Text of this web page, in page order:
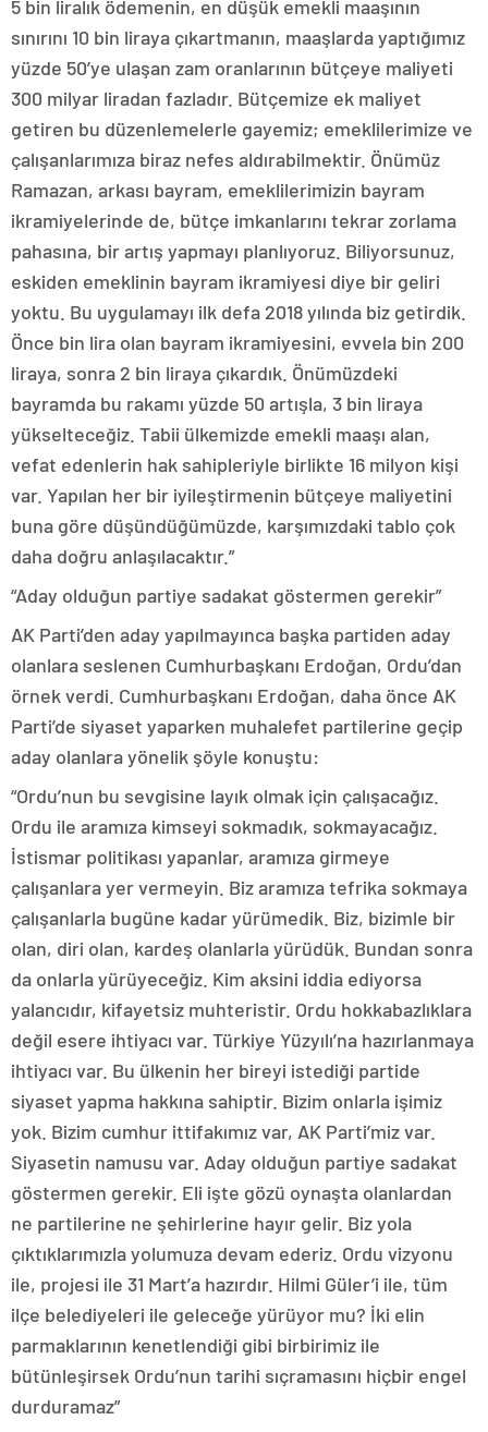
5 bin liralık ödemenin, en düşük emekli maaşının
sınırını 10 bin liraya çıkartmanın, maaşlarda yaptığımız
yüzde 50’ye ulaşan zam oranlarının bütçeye maliyeti
300 milyar liradan fazladır. Bütçemize ek maliyet
getiren bu düzenlemelerle gayemiz; emeklilerimize ve
çalışanlarımıza biraz nefes aldırabilmektir. Önümüz
Ramazan, arkası bayram, emeklilerimizin bayram
ikramiyelerinde de, bütçe imkanlarını tekrar zorlama
pahasına, bir artış yapmayı planlıyoruz. Biliyorsunuz,
eskiden emeklinin bayram ikramiyesi diye bir geliri
yoktu. Bu uygulamayı ilk defa 2018 yılında biz getirdik.
Önce bin lira olan bayram ikramiyesini, evvela bin 200
liraya, sonra 2 bin liraya çıkardık. Önümüzdeki
bayramda bu rakamı yüzde 50 artışla, 3 bin liraya
yükselteceğiz. Tabii ülkemizde emekli maaşı alan,
vefat edenlerin hak sahipleriyle birlikte 16 milyon kişi
var. Yapılan her bir iyileştirmenin bütçeye maliyetini
buna göre düşündüğümüzde, karşımızdaki tablo çok
daha doğru anlaşılacaktır.”
“Aday olduğun partiye sadakat göstermen gerekir”
AK Parti’den aday yapılmayınca başka partiden aday
olanlara seslenen Cumhurbaşkanı Erdoğan, Ordu’dan
örnek verdi. Cumhurbaşkanı Erdoğan, daha önce AK
Parti’de siyaset yaparken muhalefet partilerine geçip
aday olanlara yönelik şöyle konuştu:
“Ordu’nun bu sevgisine layık olmak için çalışacağız.
Ordu ile aramıza kimseyi sokmadık, sokmayacağız.
İstismar politikası yapanlar, aramıza girmeye
çalışanlara yer vermeyin. Biz aramıza tefrika sokmaya
çalışanlarla bugüne kadar yürümedik. Biz, bizimle bir
olan, diri olan, kardeş olanlarla yürüdük. Bundan sonra
da onlarla yürüyeceğiz. Kim aksini iddia ediyorsa
yalancıdır, kifayetsiz muhteristir. Ordu hokkabazlıklara
değil esere ihtiyacı var. Türkiye Yüzyılı’na hazırlanmaya
ihtiyacı var. Bu ülkenin her bireyi istediği partide
siyaset yapma hakkına sahiptir. Bizim onlarla işimiz
yok. Bizim cumhur ittifakımız var, AK Parti’miz var.
Siyasetin namusu var. Aday olduğun partiye sadakat
göstermen gerekir. Eli işte gözü oynaşta olanlardan
ne partilerine ne şehirlerine hayır gelir. Biz yola
çıktıklarımızla yolumuza devam ederiz. Ordu vizyonu
ile, projesi ile 31 Mart’a hazırdır. Hilmi Güler’i ile, tüm
ilçe belediyeleri ile geleceğe yürüyor mu? İki elin
parmaklarının kenetlendiği gibi birbirimiz ile
bütünleşirsek Ordu’nun tarihi sıçramasını hiçbir engel
durduramaz”